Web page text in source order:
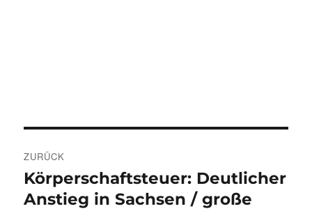
ZURÜCK
Vorheriger
Beitrag:
Körperschaftsteuer: Deutlicher
Anstieg in Sachsen / große